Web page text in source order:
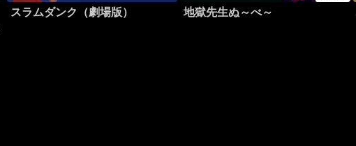
スラムダンク（劇場版） 地獄先生ぬ～べ～